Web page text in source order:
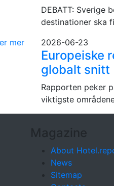
DEBATT: Sverige
destinationer ska
2026-06-23
Europeiske
globalt snitt
Rapporten peker
viktigste
Magazine
About
News
Sitemap